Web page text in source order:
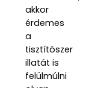
akkor
érdemes
a
tisztítószer
illatát is
felülmúlni